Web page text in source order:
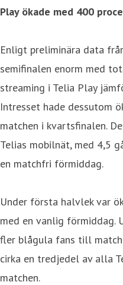
Play ökade med 400
Enligt preliminära data
semifinalen enorm med
streaming i Telia Play
Intresset hade dessutom
matchen i kvartsfinalen.
Telias mobilnät, med 4,5
en matchfri förmiddag.
Under första halvlek var
med en vanlig förmiddag.
fler blågula fans till
cirka en tredjedel av alla
matchen.